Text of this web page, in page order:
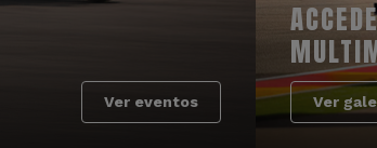
Ver eventos Ver